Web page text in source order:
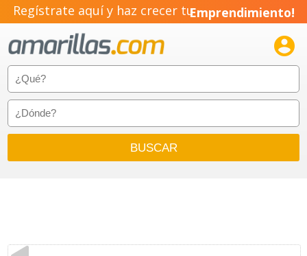
Regístrate aquí y haz crecer tuEmprendimiento!
